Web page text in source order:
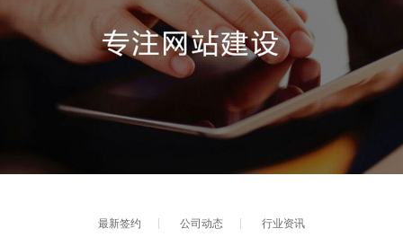
最新签约 公司动态 行业资讯